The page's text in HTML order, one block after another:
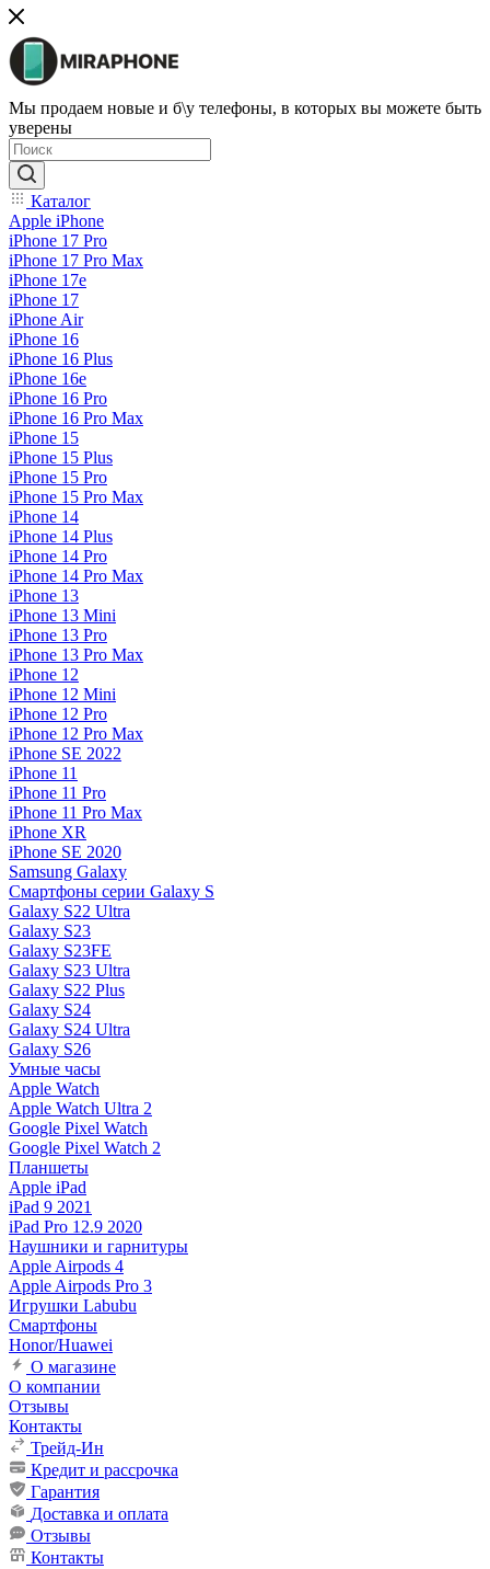
Мы продаем новые и б\у телефоны, в которых вы можете быть
уверены
Каталог
Apple iPhone
iPhone 17 Pro
iPhone 17 Pro Max
iPhone 17e
iPhone 17
iPhone Air
iPhone 16
iPhone 16 Plus
iPhone 16e
iPhone 16 Pro
iPhone 16 Pro Max
iPhone 15
iPhone 15 Plus
iPhone 15 Pro
iPhone 15 Pro Max
iPhone 14
iPhone 14 Plus
iPhone 14 Pro
iPhone 14 Pro Max
iPhone 13
iPhone 13 Mini
iPhone 13 Pro
iPhone 13 Pro Max
iPhone 12
iPhone 12 Mini
iPhone 12 Pro
iPhone 12 Pro Max
iPhone SE 2022
iPhone 11
iPhone 11 Pro
iPhone 11 Pro Max
iPhone XR
iPhone SE 2020
Samsung Galaxy
Смартфоны серии Galaxy S
Galaxy S22 Ultra
Galaxy S23
Galaxy S23FE
Galaxy S23 Ultra
Galaxy S22 Plus
Galaxy S24
Galaxy S24 Ultra
Galaxy S26
Умные часы
Apple Watch
Apple Watch Ultra 2
Google Pixel Watch
Google Pixel Watch 2
Планшеты
Apple iPad
iPad 9 2021
iPad Pro 12.9 2020
Наушники и гарнитуры
Apple Airpods 4
Apple Airpods Pro 3
Игрушки Labubu
Смартфоны
Honor/Huawei
О магазине
О компании
Отзывы
Контакты
Трейд-Ин
Кредит и рассрочка
Гарантия
Доставка и оплата
Отзывы
Контакты